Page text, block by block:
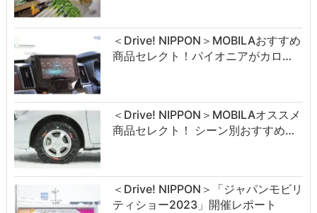
＜Drive! NIPPON＞MOBILAおすすめ
商品セレクト！パイオニアがカロ…
＜Drive! NIPPON＞MOBILAオススメ
商品セレクト！ シーン別おすすめ…
＜Drive! NIPPON＞「ジャパンモビリ
ティショー2023」開催レポート